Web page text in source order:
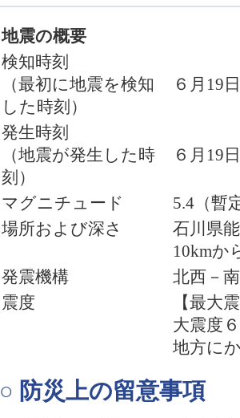
地震の概要
検知時刻
（最初に地震を検知
した時刻）
６月19
発生時刻
（地震が発生した時
刻）
６月19
マグニチュード
5.4（暫
場所および深さ
石川県
10kmか
発震機構
北西－
震度
【最大
大震度
地方に
○ 防災上の留意事項